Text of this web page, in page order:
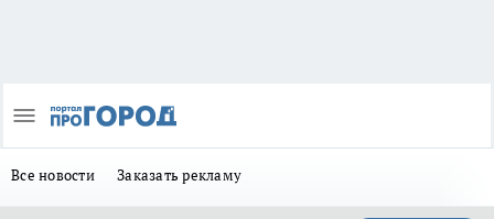
Все новости Заказать рекламу